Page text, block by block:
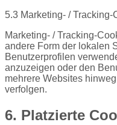
5.3 Marketing- / Tracking-
Marketing- / Tracking-
andere Form der lokalen
Benutzerprofilen
anzuzeigen oder den
mehrere Websites
verfolgen.
6. Platzierte